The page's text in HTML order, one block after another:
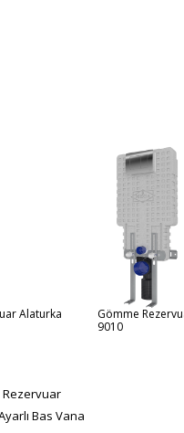
Alaturka
Gömme
9010
Rezervuar
Bas Vana